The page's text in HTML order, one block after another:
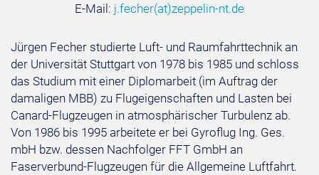
E-Mail: j.fecher(at)zeppelin-nt.de
Jürgen Fecher studierte Luft- und Raumfahrttechnik an
der Universität Stuttgart von 1978 bis 1985 und schloss
das Studium mit einer Diplomarbeit (im Auftrag der
damaligen MBB) zu Flugeigenschaften und Lasten bei
Canard-Flugzeugen in atmosphärischer Turbulenz ab.
Von 1986 bis 1995 arbeitete er bei Gyroflug Ing. Ges.
mbH bzw. dessen Nachfolger FFT GmbH an
Faserverbund-Flugzeugen für die Allgemeine Luftfahrt.